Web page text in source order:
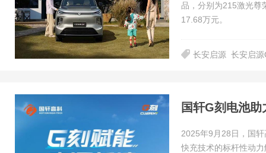
品，分别为215激光尊
17.68万元。
长安启源 长安启
国轩G刻电池
2025年9月28日，国
快充技术的标杆性动